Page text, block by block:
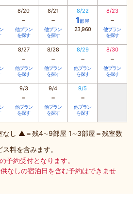
8/20
-
他プラン
を探す
8/21
-
他プラン
を探す
8/22
1部屋
23,960
8/23
-
他プラン
を探す
8/27
-
他プラン
を探す
8/28
-
他プラン
を探す
8/29
-
他プラン
を探す
8/30
-
他プラン
を探す
9/3
-
他プラン
を探す
9/4
-
他プラン
を探す
9/5
-
他プラン
を探す
なし ▲＝残4∼9部屋 1∼3部屋＝残室数
料を含みます。
予約受付となります。
なしの宿泊日を含む予約はできませ